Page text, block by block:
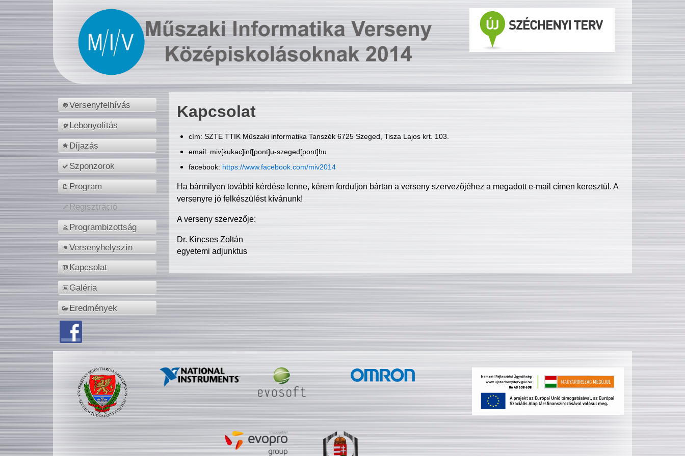
Versenyfelhívás
Lebonyolítás
Díjazás
Szponzorok
Program
Regisztráció
Programbizottság
Versenyhelyszín
Kapcsolat
Galéria
Eredmények
Kapcsolat
cím: SZTE TTIK Műszaki informatika Tanszék 6725 Szeged, Tisza Lajos krt. 103.
email: miv[kukac]inf[pont]u-szeged[pont]hu
facebook: https://www.facebook.com/miv2014
Ha bármilyen további kérdése lenne, kérem forduljon bártan a verseny szervezőjéhez a megadott e-mail címen keresztül. A
versenyre jó felkészülést kívánunk!
A verseny szervezője:
Dr. Kincses Zoltán
egyetemi adjunktus